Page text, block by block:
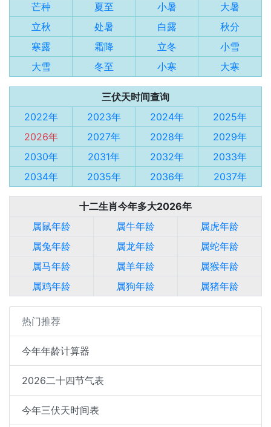
芒种
夏至 小暑
大暑
立秋
处暑 白露
秋分
寒露
霜降 立冬
小雪
大雪
冬至 小寒 大寒
三伏天时间查询
2022年
2023年 2024年
2025年
2026年
2027年 2028年
2029年
2030年
2031年 2032年
2033年
2034年
2035年 2036年 2037年
十二生肖今年多大2026年
属鼠年龄
属牛年龄
属虎年龄
属兔年龄
属龙年龄
属蛇年龄
属马年龄
属羊年龄
属猴年龄
属鸡年龄
属狗年龄 属猪年龄
热门推荐
今年年龄计算器
2026二十四节气表
今年三伏天时间表